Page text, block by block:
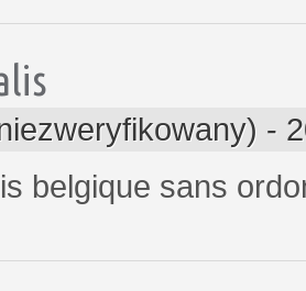
-
belgique sans